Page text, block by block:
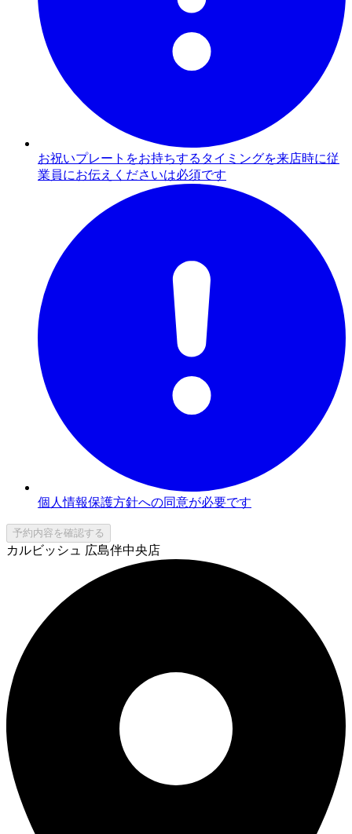
お祝いプレートをお持ちするタイミングを来店時に従
業員にお伝えくださいは必須です
個人情報保護方針への同意が必要です
予約内容を確認する
カルビッシュ 広島伴中央店